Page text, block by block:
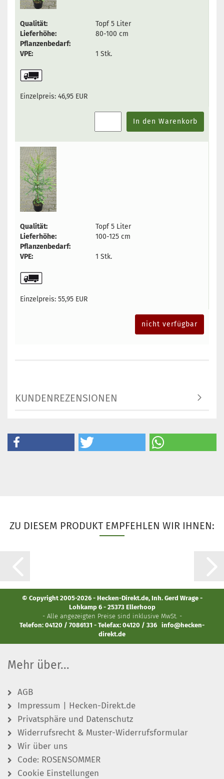
Qualität:
Topf 5 Liter
Lieferhöhe:
80-100 cm
Pflanzenbedarf:
VPE:
1 Stk.
Einzelpreis: 46,95 EUR
In den Warenkorb
Qualität:
Topf 5 Liter
Lieferhöhe:
100-125 cm
Pflanzenbedarf:
VPE:
1 Stk.
Einzelpreis: 55,95 EUR
nicht verfügbar
KUNDENREZENSIONEN
ZU DIESEM PRODUKT EMPFEHLEN WIR IHNEN:
© Copyright 2005-2026 - Hecken-Direkt.de, Inh. Gerd Wrage -
Lohkamp 6 - 25373 Ellerhoop
- Alle angezeigten Preise sind inklusive MwSt. -
Telefon: 04120 / 7086131 - Telefax: 04120 / 336 info@hecken-
direkt.de
Mehr über...
AGB
Impressum | Hecken-Direkt.de
Privatsphäre und Datenschutz
Widerrufsrecht & Muster-Widerrufsformular
Wir über uns
Code: ROSENSOMMER
Cookie Einstellungen